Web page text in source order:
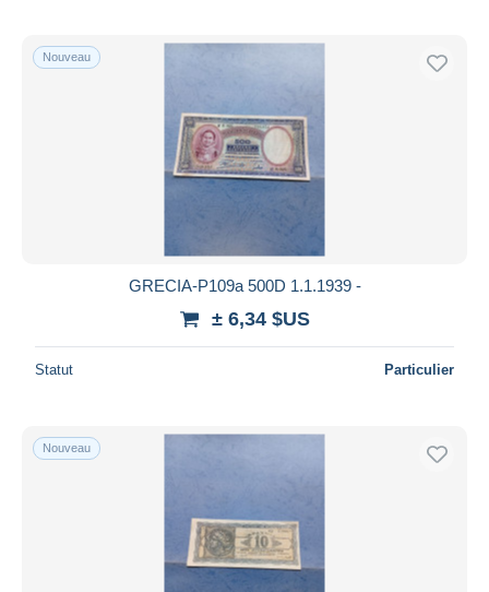
Nouveau
GRECIA-P109a 500D 1.1.1939 -
± 6,34 $US
Statut Particulier
Nouveau